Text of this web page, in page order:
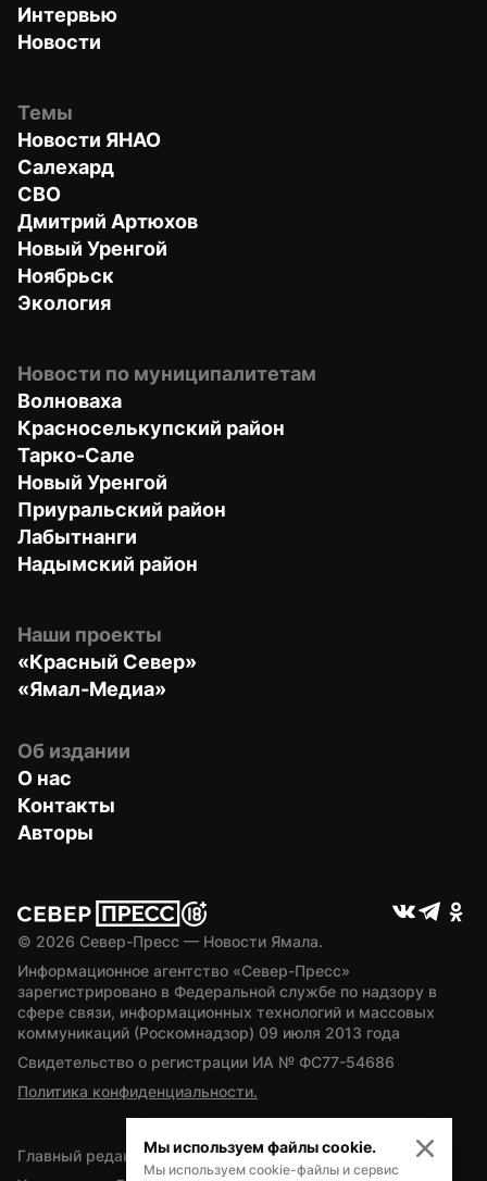
Интервью
Новости
Темы
Новости ЯНАО
Салехард
СВО
Дмитрий Артюхов
Новый Уренгой
Ноябрьск
Экология
Новости по муниципалитетам
Волноваха
Красноселькупский район
Тарко-Сале
Новый Уренгой
Приуральский район
Лабытнанги
Надымский район
Наши проекты
«Красный Север»
«Ямал-Медиа»
Об издании
О нас
Контакты
Авторы
© 2026 Север-Пресс — Новости Ямала.
Информационное агентство «Север-Пресс»
зарегистрировано в Федеральной службе по надзору в
сфере связи, информационных технологий и массовых
коммуникаций (Роскомнадзор) 09 июля 2013 года
Свидетельство о регистрации ИА № ФС77-54686
Политика конфиденциальности.
Главный редактор — А.Л. Поздеев
Мы используем файлы cookie.
Мы используем cookie-файлы и сервис